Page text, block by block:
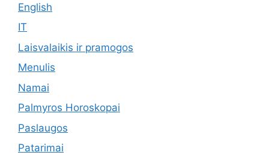
English
IT
Laisvalaikis ir pramogos
Menulis
Namai
Palmyros Horoskopai
Paslaugos
Patarimai